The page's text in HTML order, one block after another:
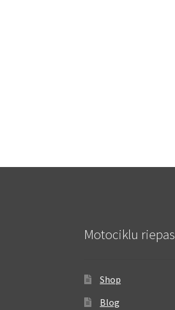
Motociklu riepas
Shop
Blog